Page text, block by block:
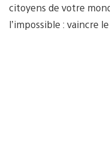
citoyens de votre
l’impossible : vaincre